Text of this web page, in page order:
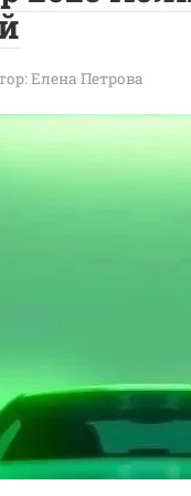
Елена Петрова